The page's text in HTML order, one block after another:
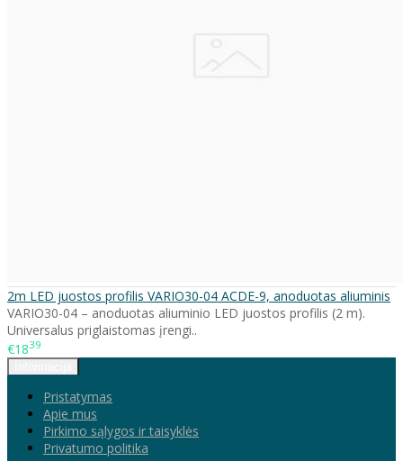
2m LED juostos profilis VARIO30-04 ACDE-9, anoduotas aliuminis
VARIO30-04 – anoduotas aliuminio LED juostos profilis (2 m).
Universalus priglaistomas įrengi..
€1839
Pristatymas
Apie mus
Pirkimo sąlygos ir taisyklės
Privatumo politika